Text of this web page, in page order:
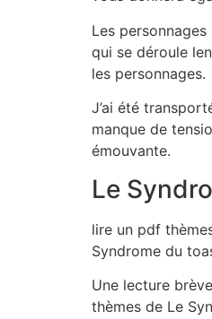
Les
qui se déroule
les personnages.
J’ai été
manque de
émouvante.
Le
lire un pdf
Syndrome du
Une lecture
thèmes de Le